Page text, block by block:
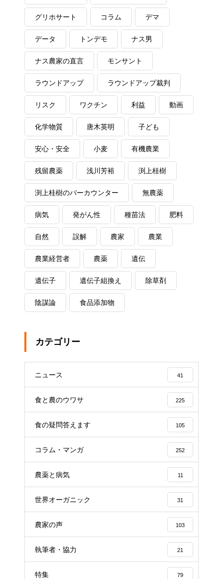
グリホサート コラム デマ
データ トンデモ ナス男
ナス農家の直言 モンサント
ラウンドアップ ラウンドアップ裁判
リスク ワクチン 利益 動画
化学物質 唐木英明 子ども
安心・安全 小麦 有機農業
残留農薬 浅川芳裕 渕上桂樹
渕上桂樹のバーカウンター 無農薬
病気 発がん性 種苗法 肥料
自然 誤解 農家 農業
農業経営者 農薬 遺伝
遺伝子 遺伝子組換え 除草剤
陰謀論 食品添加物
カテゴリー
ニュース 41
食と農のウワサ 225
食の疑問答えます 105
コラム・マンガ 252
農薬と病気 11
世界オーガニック 31
農家の声 103
執筆者・協力 21
特集 79